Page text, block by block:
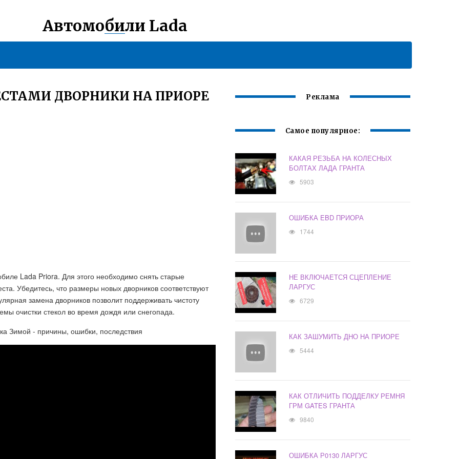
Автомобили Lada
ДВОРНИКИ НА ПРИОРЕ
Lada Priora. Для этого необходимо снять старые
Убедитесь, что размеры новых дворников соответствуют
замена дворников позволит поддерживать чистоту
очистки стекол во время дождя или снегопада.
Зимой - причины, ошибки, последствия
Реклама
Самое популярное:
КАКАЯ РЕЗЬБА НА КОЛЕСНЫХ
БОЛТАХ ЛАДА ГРАНТА
5903
ОШИБКА EBD ПРИОРА
1744
НЕ ВКЛЮЧАЕТСЯ СЦЕПЛЕНИЕ
ЛАРГУС
6729
КАК ЗАШУМИТЬ ДНО НА ПРИОРЕ
5444
КАК ОТЛИЧИТЬ ПОДДЕЛКУ РЕМНЯ
ГРМ GATES ГРАНТА
9840
ОШИБКА Р0130 ЛАРГУС